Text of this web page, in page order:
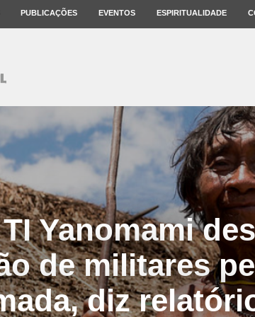
PUBLICAÇÕES EVENTOS ESPIRITUALIDADE
Yanomami
de militares
diz